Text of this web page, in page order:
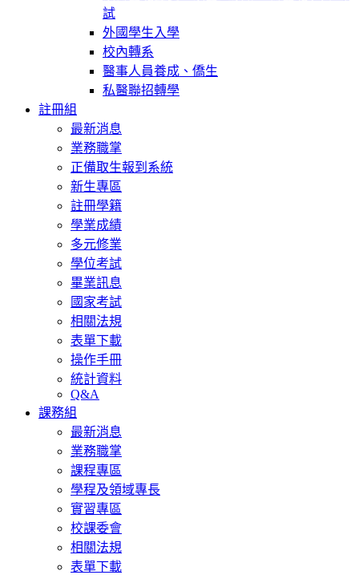
試
外國學生入學
校內轉系
醫事人員養成、僑生
私醫聯招轉學
註冊組
最新消息
業務職掌
正備取生報到系統
新生專區
註冊學籍
學業成績
多元修業
學位考試
畢業訊息
國家考試
相關法規
表單下載
操作手冊
統計資料
Q&A
課務組
最新消息
業務職掌
課程專區
學程及領域專長
實習專區
校課委會
相關法規
表單下載